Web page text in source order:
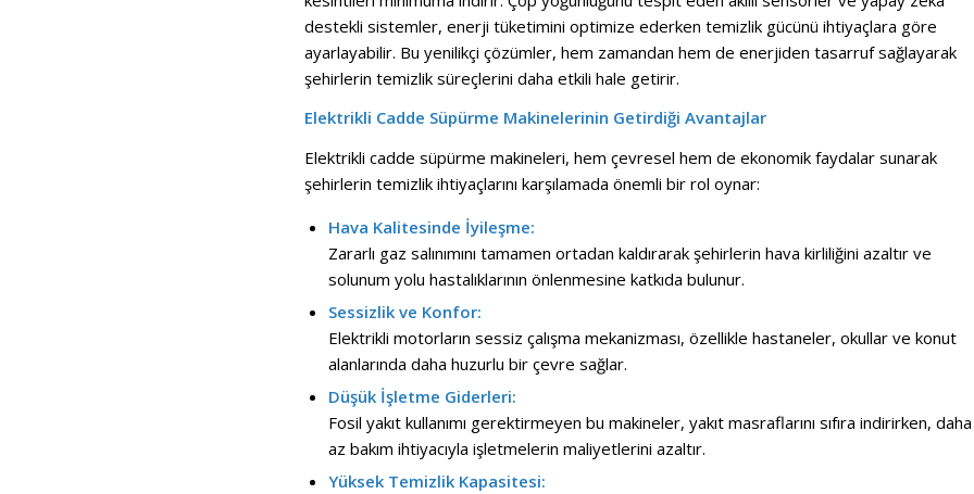
destekli sistemler, enerji tüketimini optimize ederken temizlik gücünü ihtiyaçlara göre
ayarlayabilir. Bu yenilikçi çözümler, hem zamandan hem de enerjiden tasarruf sağlayarak
şehirlerin temizlik süreçlerini daha etkili hale getirir.
Elektrikli Cadde Süpürme Makinelerinin Getirdiği Avantajlar
Elektrikli cadde süpürme makineleri, hem çevresel hem de ekonomik faydalar sunarak
şehirlerin temizlik ihtiyaçlarını karşılamada önemli bir rol oynar:
Hava Kalitesinde İyileşme:
Zararlı gaz salınımını tamamen ortadan kaldırarak şehirlerin hava kirliliğini azaltır ve
solunum yolu hastalıklarının önlenmesine katkıda bulunur.
Sessizlik ve Konfor:
Elektrikli motorların sessiz çalışma mekanizması, özellikle hastaneler, okullar ve konut
alanlarında daha huzurlu bir çevre sağlar.
Düşük İşletme Giderleri:
Fosil yakıt kullanımı gerektirmeyen bu makineler, yakıt masraflarını sıfıra indirirken, daha
az bakım ihtiyacıyla işletmelerin maliyetlerini azaltır.
Yüksek Temizlik Kapasitesi: